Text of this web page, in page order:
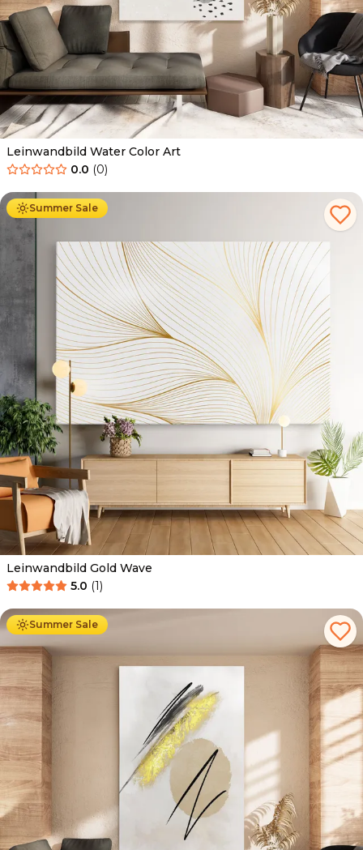
Leinwandbild Water Color Art
0.0 (0)
Summer Sale
Ab 39.90 € 34.90
Leinwandbild Gold Wave
5.0 (1)
Summer Sale
Ab 39.90 € 34.90